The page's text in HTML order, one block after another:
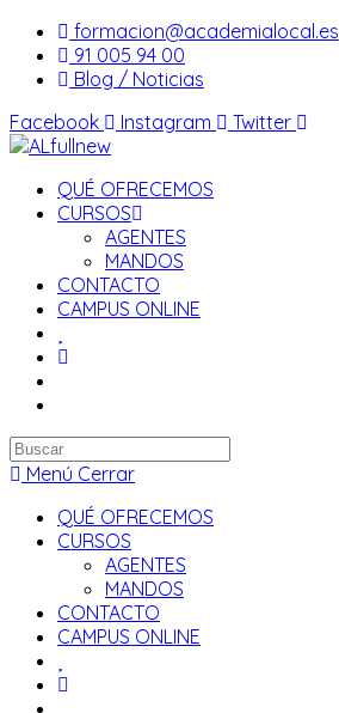
Saltar
contenido
formacion@academialocal.es
91 005 94 00
Blog / Noticias
Facebook
Instagram Twitter
QUÉ OFRECEMOS
CURSOS
AGENTES
MANDOS
CONTACTO
CAMPUS ONLINE
Buscar
en
web
Menú Cerrar
QUÉ OFRECEMOS
CURSOS
AGENTES
MANDOS
CONTACTO
CAMPUS ONLINE